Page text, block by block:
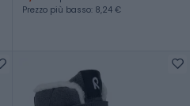
Prezzo più basso: 8,24 €